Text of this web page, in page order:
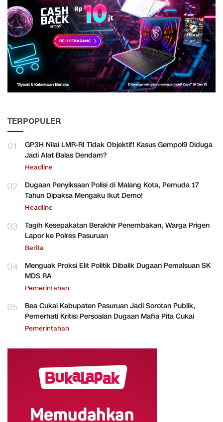
TERPOPULER
01
GP3H Nilai LMR-RI Tidak Objektif! Kasus Gempol9 Diduga
Jadi Alat Balas Dendam?
Headline
02
Dugaan Penyiksaan Polisi di Malang Kota, Pemuda 17
Tahun Dipaksa Mengaku Ikut Demo!
Headline
03
Tagih Kesepakatan Berakhir Penembakan, Warga Prigen
Lapor ke Polres Pasuruan
Berita
04
Menguak Proksi Elit Politik Dibalik Dugaan Pemalsuan SK
MDS RA
Pemerintahan
05
Bea Cukai Kabupaten Pasuruan Jadi Sorotan Publik,
Pemerhati Kritisi Persoalan Dugaan Mafia Pita Cukai
Pemerintahan